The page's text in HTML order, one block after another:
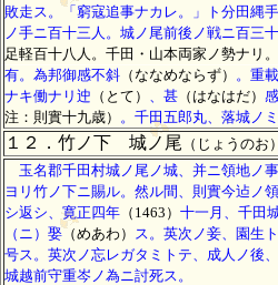
敗走ス。「窮寇追事ナカレ。」ト分田縄
ノ手ニ百十三人。城ノ尾前後ノ戦ニ百三
足軽百十八人。千田・山本両家ノ勢ナリ
有。為邦御感不斜 （ななめならず）
。重
ナキ働ナリ迚 （とて） 、甚 （はなはだ）
注：則實十九歳）
。千田五郎丸、落城ノ
１２．竹ノ下 城ノ尾 （じょうのお
玉名郡千田村城ノ尾ノ城、并ニ領地ノ
ヨリ竹ノ下ニ賜ル。然ル間、則實今迠ノ
シ返シ、寛正四年 （1463） 十一月、千田
（ニ）娶（めあわ）
ス。英次ノ妾、園生
号ス。英次ノ忘レガタミトテ、成人ノ後
城越前守重岑ノ為ニ討死ス。